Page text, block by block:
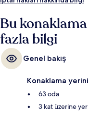
Bu
fazla bilgi
Genel bakış
Konaklama
63 oda
3 kat üzerine